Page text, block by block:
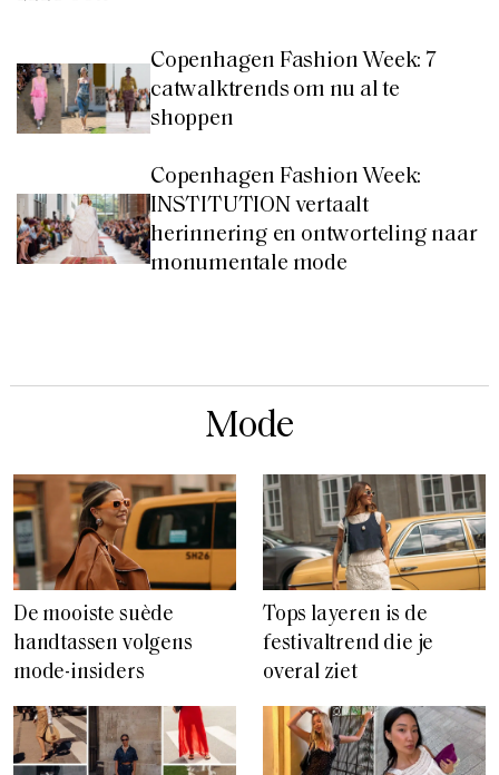
Copenhagen Fashion Week: 7
catwalktrends om nu al te
shoppen
Copenhagen Fashion Week:
INSTITUTION vertaalt
herinnering en ontworteling naar
monumentale mode
Mode
De mooiste suède
handtassen volgens
mode-insiders
Tops layeren is de
festivaltrend die je
overal ziet